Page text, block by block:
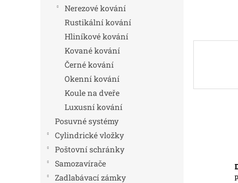
Nerezové kování
Rustikální kování
Hliníkové kování
Kované kování
Černé kování
Okenní kování
Koule na dveře
Luxusní kování
Posuvné systémy
Cylindrické vložky
Poštovní schránky
Samozavírače
Zadlabávací zámky